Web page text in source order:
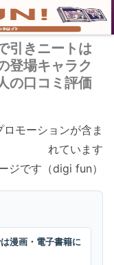
引きニートは
登場キャラク
の口コミ評価
モーションが含ま
れています
ジです（digi fun）
漫画・電子書籍に